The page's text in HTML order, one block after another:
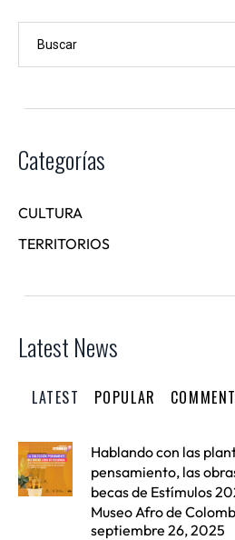
Categorías
CULTURA
TERRITORIOS
Latest News
LATEST POPULAR
Hablando con las
pensamiento, las
becas de Estímulos
Museo Afro de
septiembre 26, 2025